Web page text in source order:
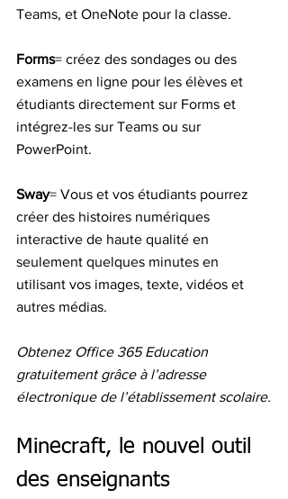
Teams, et OneNote pour la classe.
Forms= créez des sondages ou des
examens en ligne pour les élèves et
étudiants directement sur Forms et
intégrez-les sur Teams ou sur
PowerPoint.
Sway= Vous et vos étudiants pourrez
créer des histoires numériques
interactive de haute qualité en
seulement quelques minutes en
utilisant vos images, texte, vidéos et
autres médias.
Obtenez Office 365 Education
gratuitement grâce à l’adresse
électronique de l’établissement scolaire.
Minecraft, le nouvel outil
des enseignants